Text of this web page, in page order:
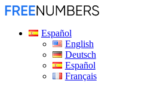
Español
English
Deutsch
Español
Français